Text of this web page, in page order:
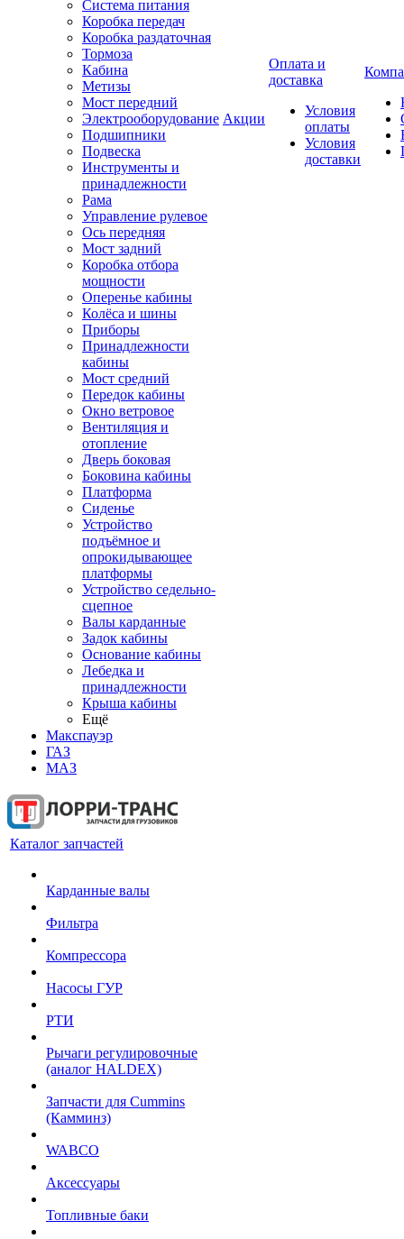
Система питания
Коробка передач
Коробка раздаточная
Тормоза
Кабина
Метизы
Мост передний
Электрооборудование
Подшипники
Подвеска
Инструменты и
принадлежности
Рама
Управление рулевое
Ось передняя
Мост задний
Коробка отбора
мощности
Оперенье кабины
Колёса и шины
Приборы
Принадлежности
кабины
Мост средний
Передок кабины
Окно ветровое
Вентиляция и
отопление
Дверь боковая
Боковина кабины
Платформа
Сиденье
Устройство
подъёмное и
опрокидывающее
платформы
Устройство седельно-
сцепное
Валы карданные
Задок кабины
Основание кабины
Лебедка и
принадлежности
Крыша кабины
Ещё
Макспауэр
ГАЗ
МАЗ
Акции
Оплата и
доставка
Условия
оплаты
Условия
доставки
Каталог запчастей
Карданные валы
Фильтра
Компрессора
Насосы ГУР
РТИ
Рычаги регулировочные
(аналог HALDEX)
Запчасти для Cummins
(Камминз)
WABCO
Аксессуары
Топливные баки